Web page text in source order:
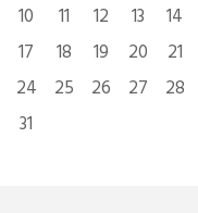
10
11 12 13 14
17
18 19 20 21
24
25 26 27 28
31